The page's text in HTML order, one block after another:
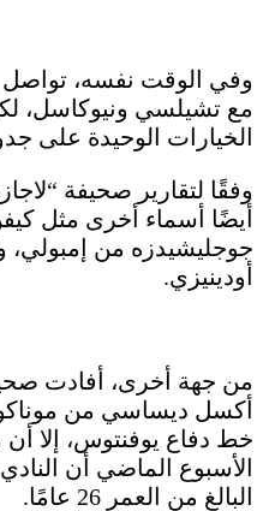
وفي الوقت نفسه، تواصل
مع تشيلسي ونيوكاسل،
الخيارات الوحيدة على
وفقًا لتقارير صحيفة
أيضًا أسماء أخرى مثل
جوجليشيدزه من
أودينيزي.
من جهة أخرى، أفادت
أكسل ديساسي من موناكو
خط دفاع يوفنتوس، إلا أن
الأسبوع الماضي أن
البالغ من العمر 26 عامًا.